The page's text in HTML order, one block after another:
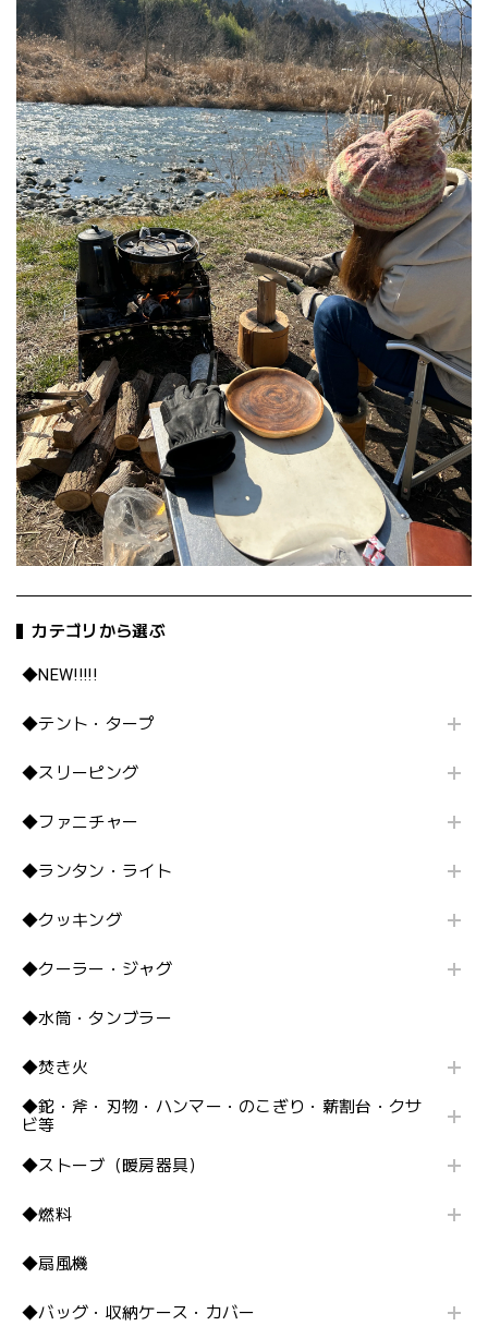
カテゴリから選ぶ
◆NEW!!!!!
◆テント・タープ
◆スリーピング
◆ファニチャー
◆ランタン・ライト
◆クッキング
◆クーラー・ジャグ
◆水筒・タンブラー
◆焚き火
◆鉈・斧・刃物・ハンマー・のこぎり・薪割台・クサ
ビ等
◆ストーブ（暖房器具）
◆燃料
◆扇風機
◆バッグ・収納ケース・カバー